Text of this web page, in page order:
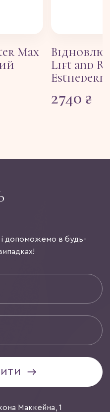
Max
Lift and
2740 ₴
і допоможемо в будь-
Маккейна, 1